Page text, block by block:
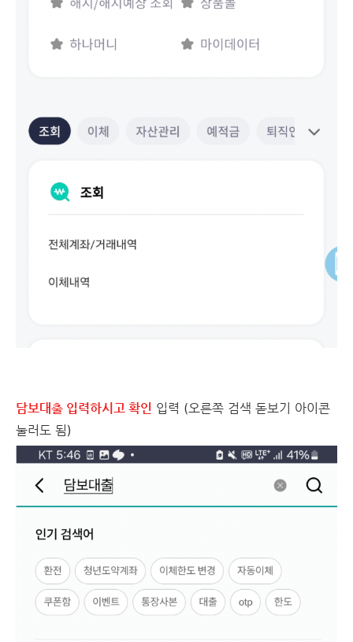
담보대출 입력하시고 확인 입력 (오른쪽 검색 돋보기 아이콘
눌러도 됨)